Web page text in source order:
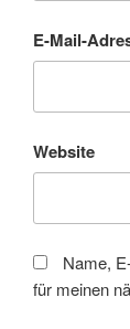
E-Mail-
Website
Name,
für meinen